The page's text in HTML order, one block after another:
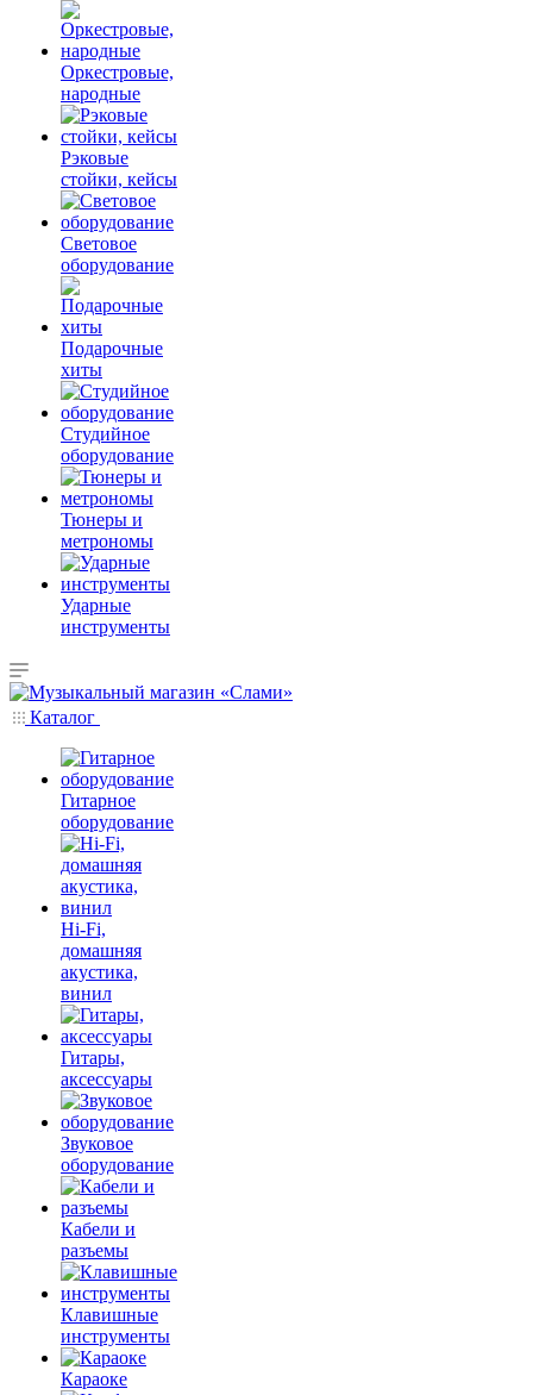
Оркестровые,
народные
Рэковые
стойки, кейсы
Световое
оборудование
Подарочные
хиты
Студийное
оборудование
Тюнеры и
метрономы
Ударные
инструменты
Каталог
Гитарное
оборудование
Hi-Fi,
домашняя
акустика,
винил
Гитары,
аксессуары
Звуковое
оборудование
Кабели и
разъемы
Клавишные
инструменты
Караоке